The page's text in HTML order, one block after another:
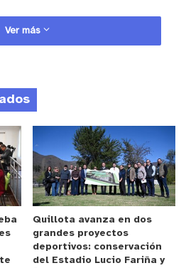
Patrocinado
registro en el sur, donde
con victoria de los
El gol de los caleranos fue
hoy a préstamo en
entre “cementeros” y
a partir de las 11 de la
oportunidad de verse
que consigna 23
5 victorias (sólo una en
Ver más
Quillota avanza en dos
grandes proyectos
deportivos: conservación
del Estadio Lucio Fariña y